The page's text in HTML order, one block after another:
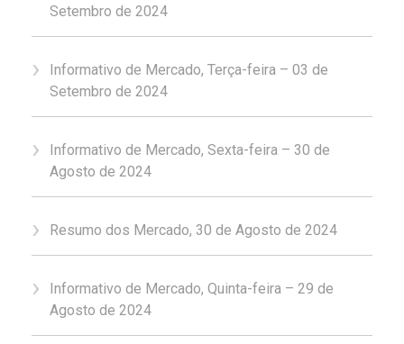
Setembro de 2024
Informativo de Mercado, Terça-feira – 03 de
Setembro de 2024
Informativo de Mercado, Sexta-feira – 30 de
Agosto de 2024
Resumo dos Mercado, 30 de Agosto de 2024
Informativo de Mercado, Quinta-feira – 29 de
Agosto de 2024